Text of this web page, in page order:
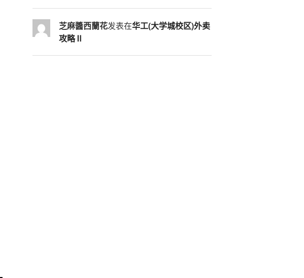
芝麻醬西蘭花发表在华工(大学城校区)外卖
攻略Ⅱ